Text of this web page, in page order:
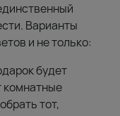
Варианты
и не только:
будет
комнатные
тот,